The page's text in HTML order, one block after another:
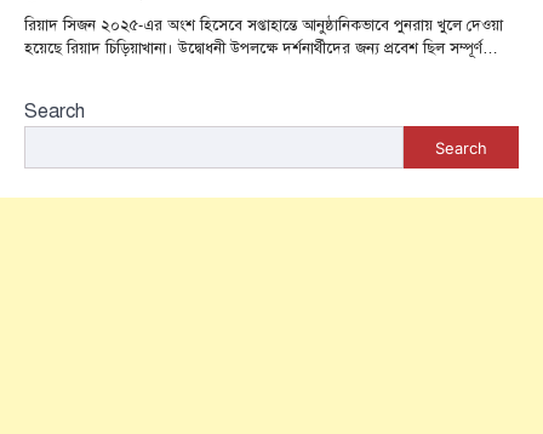
রিয়াদ সিজন ২০২৫-এর অংশ হিসেবে সপ্তাহান্তে আনুষ্ঠানিকভাবে পুনরায় খুলে দেওয়া
হয়েছে রিয়াদ চিড়িয়াখানা। উদ্বোধনী উপলক্ষে দর্শনার্থীদের জন্য প্রবেশ ছিল সম্পূর্ণ…
Search
Search